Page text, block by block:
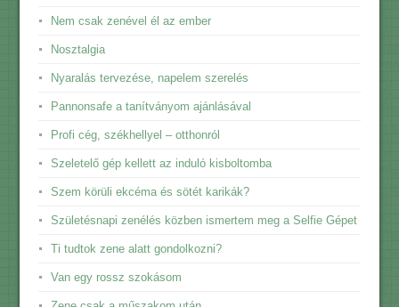
Nem csak zenével él az ember
Nosztalgia
Nyaralás tervezése, napelem szerelés
Pannonsafe a tanítványom ajánlásával
Profi cég, székhellyel – otthonról
Szeletelő gép kellett az induló kisboltomba
Szem körüli ekcéma és sötét karikák?
Születésnapi zenélés közben ismertem meg a Selfie Gépet
Ti tudtok zene alatt gondolkozni?
Van egy rossz szokásom